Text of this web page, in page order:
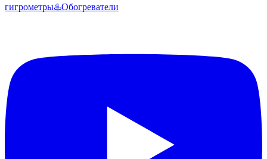
гигрометры♨️Обогреватели